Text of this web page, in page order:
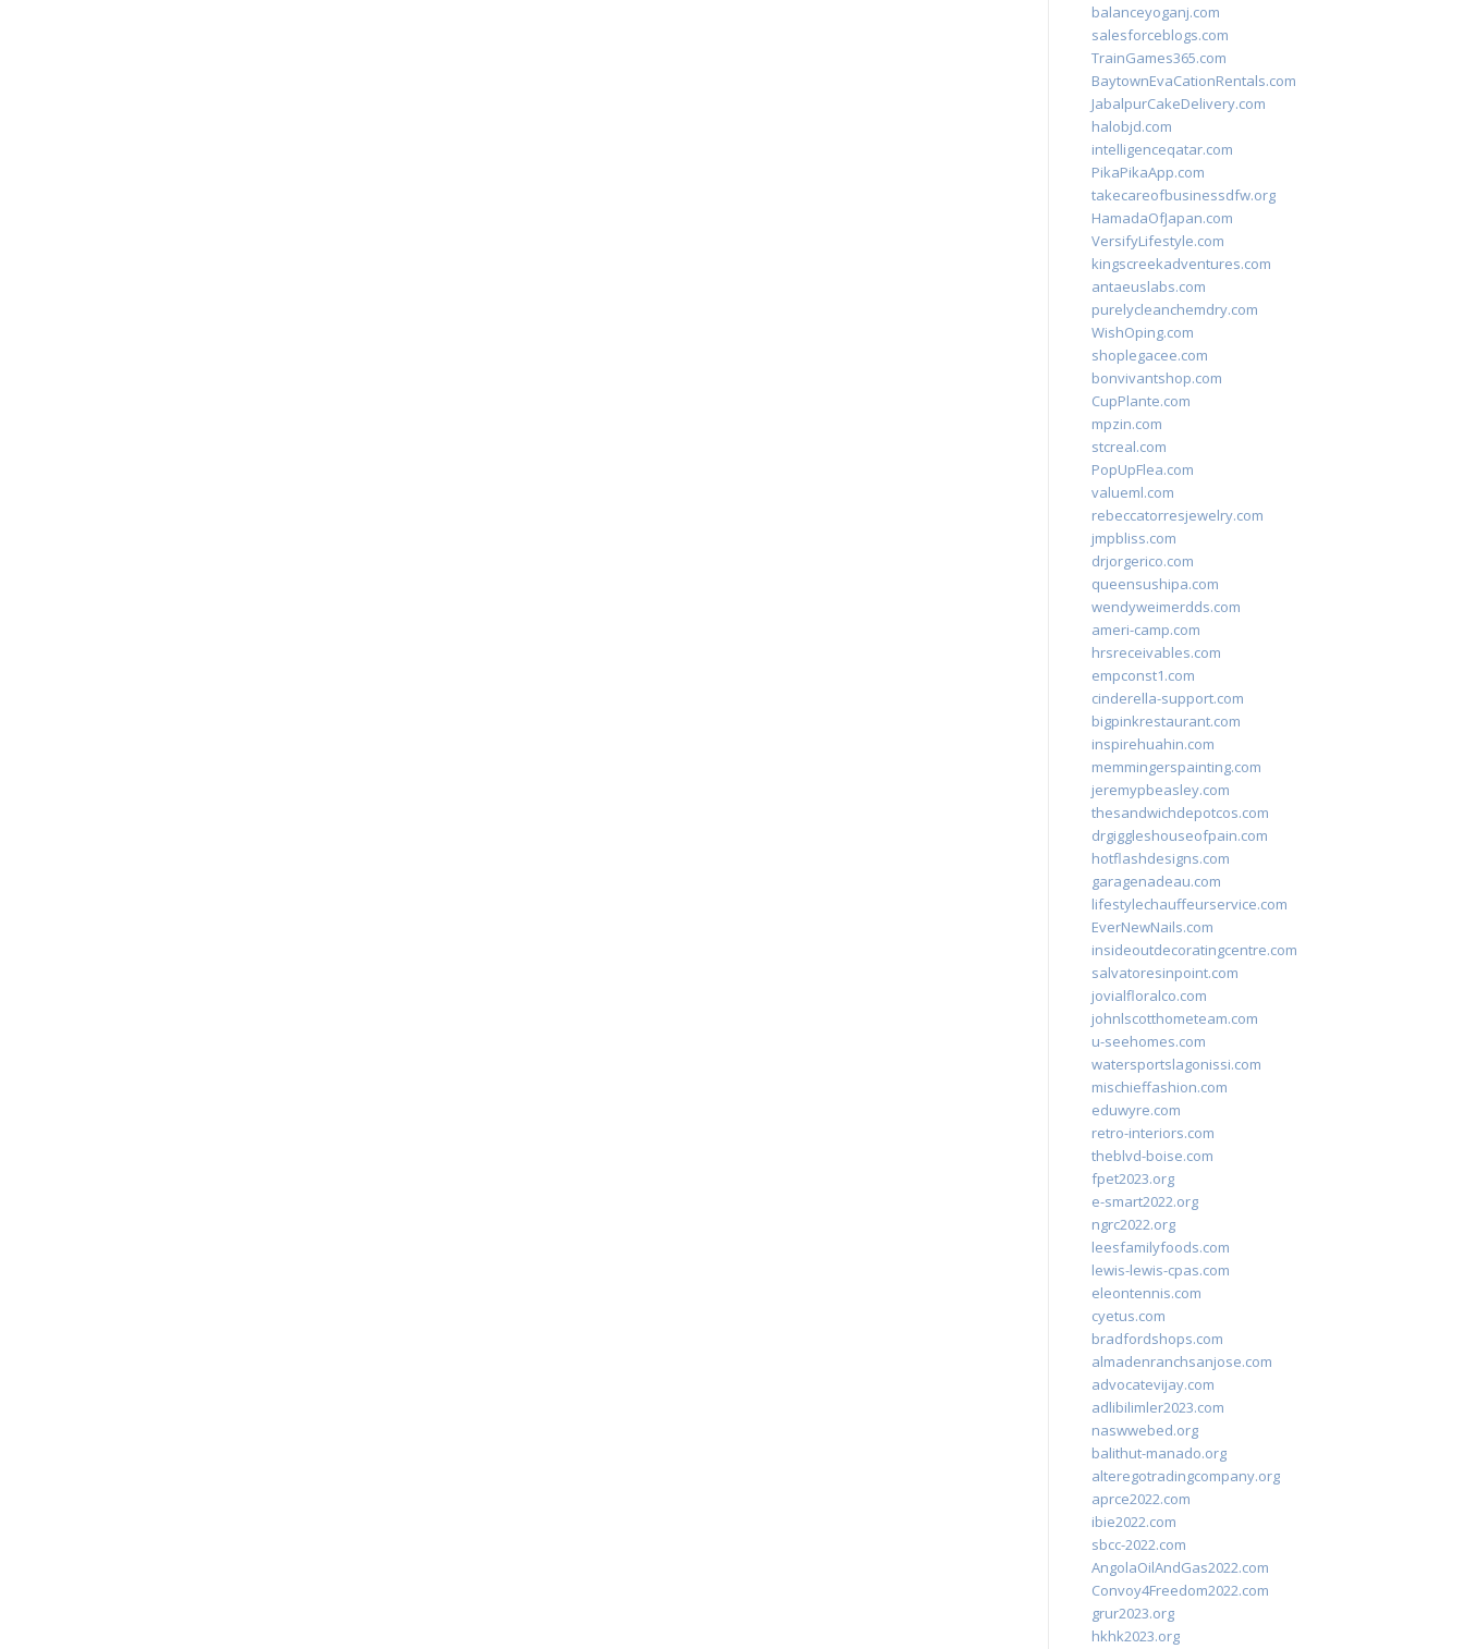
balanceyoganj.com
salesforceblogs.com
TrainGames365.com
BaytownEvaCationRentals.com
JabalpurCakeDelivery.com
halobjd.com
intelligenceqatar.com
PikaPikaApp.com
takecareofbusinessdfw.org
HamadaOfJapan.com
VersifyLifestyle.com
kingscreekadventures.com
antaeuslabs.com
purelycleanchemdry.com
WishOping.com
shoplegacee.com
bonvivantshop.com
CupPlante.com
mpzin.com
stcreal.com
PopUpFlea.com
valueml.com
rebeccatorresjewelry.com
jmpbliss.com
drjorgerico.com
queensushipa.com
wendyweimerdds.com
ameri-camp.com
hrsreceivables.com
empconst1.com
cinderella-support.com
bigpinkrestaurant.com
inspirehuahin.com
memmingerspainting.com
jeremypbeasley.com
thesandwichdepotcos.com
drgiggleshouseofpain.com
hotflashdesigns.com
garagenadeau.com
lifestylechauffeurservice.com
EverNewNails.com
insideoutdecoratingcentre.com
salvatoresinpoint.com
jovialfloralco.com
johnlscotthometeam.com
u-seehomes.com
watersportslagonissi.com
mischieffashion.com
eduwyre.com
retro-interiors.com
theblvd-boise.com
fpet2023.org
e-smart2022.org
ngrc2022.org
leesfamilyfoods.com
lewis-lewis-cpas.com
eleontennis.com
cyetus.com
bradfordshops.com
almadenranchsanjose.com
advocatevijay.com
adlibilimler2023.com
naswwebed.org
balithut-manado.org
alteregotradingcompany.org
aprce2022.com
ibie2022.com
sbcc-2022.com
AngolaOilAndGas2022.com
Convoy4Freedom2022.com
grur2023.org
hkhk2023.org